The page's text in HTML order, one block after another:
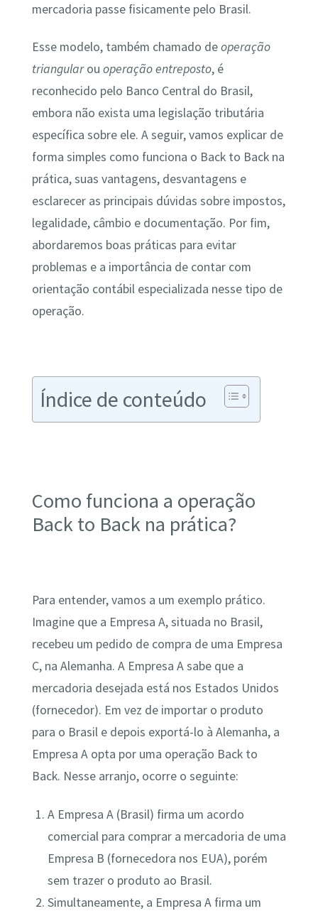
mercadoria passe fisicamente pelo Brasil​.
Esse modelo, também chamado deoperação
triangularou operação entreposto, é
reconhecido pelo Banco Central do Brasil,
embora não exista uma legislação tributária
específica sobre ele​. A seguir, vamos explicar de
forma simples como funciona o Back to Back na
prática, suas vantagens, desvantagens e
esclarecer as principais dúvidas sobre impostos,
legalidade, câmbio e documentação. Por fim,
abordaremos boas práticas para evitar
problemas e a importância de contar com
orientação contábil especializada nesse tipo de
operação.
Índice de conteúdo
Como funciona a operação
Back to Back na prática?
Para entender, vamos a um exemplo prático.
Imagine que a Empresa A, situada no Brasil,
recebeu um pedido de compra de uma Empresa
C, na Alemanha. A Empresa A sabe que a
mercadoria desejada está nos Estados Unidos
(fornecedor). Em vez de importar o produto
para o Brasil e depois exportá-lo à Alemanha, a
Empresa A opta por uma operação Back to
Back. Nesse arranjo, ocorre o seguinte​:
A Empresa A (Brasil) firma um acordo
comercial para comprar a mercadoria de uma
Empresa B (fornecedora nos EUA), porém
sem trazer o produto ao Brasil.
Simultaneamente, a Empresa A firma um